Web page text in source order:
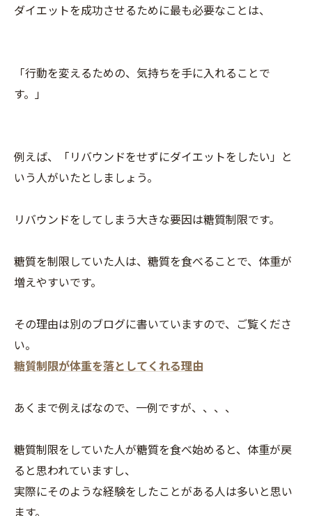
ダイエットを成功させるために最も必要なことは、
「行動を変えるための、気持ちを手に入れることで
す。」
例えば、「リバウンドをせずにダイエットをしたい」と
いう人がいたとしましょう。
リバウンドをしてしまう大きな要因は糖質制限です。
糖質を制限していた人は、糖質を食べることで、体重が
増えやすいです。
その理由は別のブログに書いていますので、ご覧くださ
い。
糖質制限が体重を落としてくれる理由
あくまで例えばなので、一例ですが、、、、
糖質制限をしていた人が糖質を食べ始めると、体重が戻
ると思われていますし、
実際にそのような経験をしたことがある人は多いと思い
ます。